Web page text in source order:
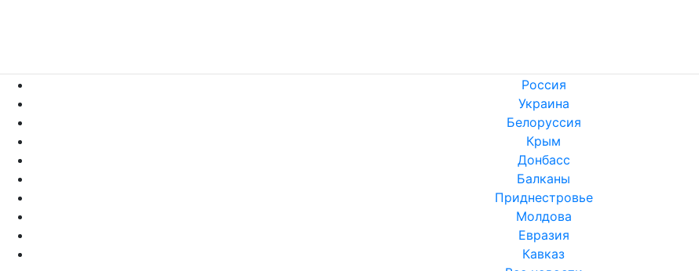
Россия
Украина
Белоруссия
Крым
Донбасс
Балканы
Приднестровье
Молдова
Евразия
Кавказ